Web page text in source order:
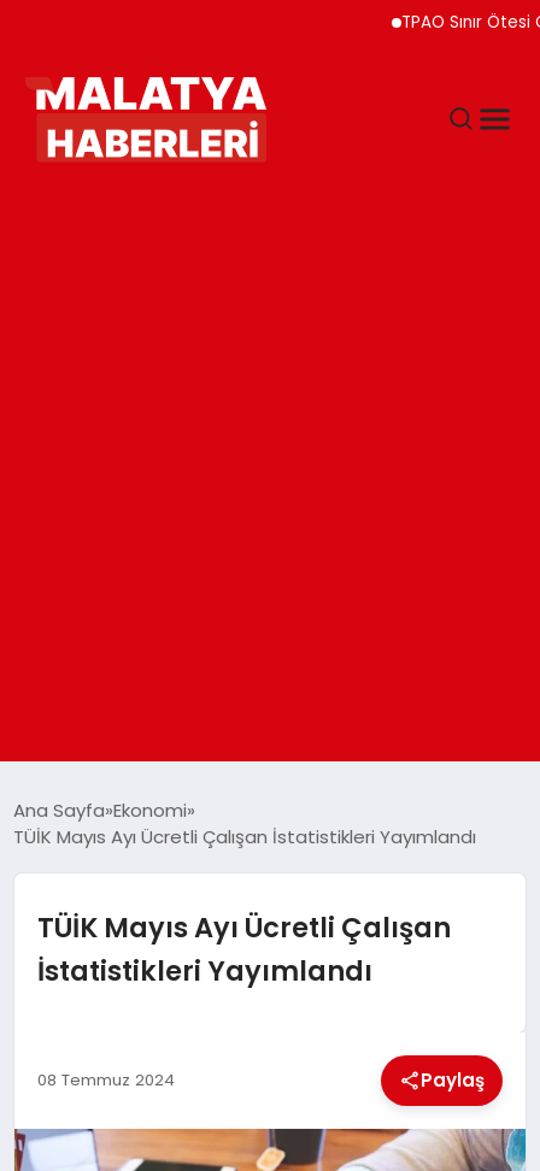
TPAO Sınır Ötesi
DÜNYA
EKONOMI
MAGAZIN
Ana Sayfa Ekonomi
TÜİK Mayıs Ayı Ücretli Çalışan İstatistikleri Yayımlandı
TÜİK Mayıs Ayı Ücretli Çalışan
İstatistikleri Yayımlandı
08 Temmuz 2024 Paylaş